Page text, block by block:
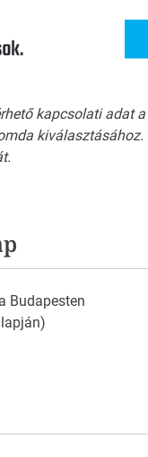
kapcsolati adat
Budapesten